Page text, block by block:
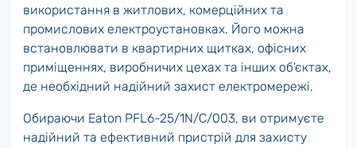
використання в житлових, комерційних та
промислових електроустановках. Його можна
встановлювати в квартирних щитках, офісних
приміщеннях, виробничих цехах та інших об'єктах,
де необхідний надійний захист електромережі.
Обираючи Eaton PFL6-25/1N/C/003, ви отримуєте
надійний та ефективний пристрій для захисту